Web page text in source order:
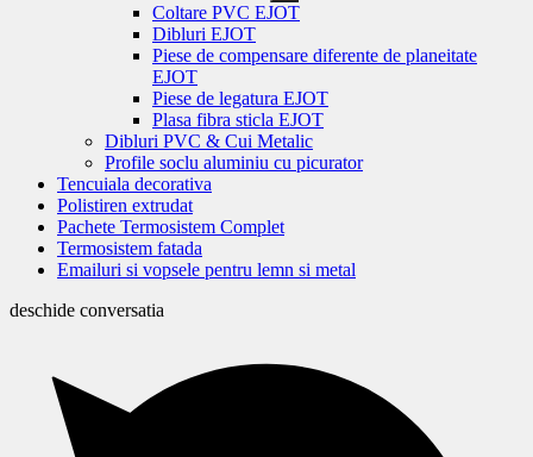
Coltare PVC EJOT
Dibluri EJOT
Piese de compensare diferente de planeitate
EJOT
Piese de legatura EJOT
Plasa fibra sticla EJOT
Dibluri PVC & Cui Metalic
Profile soclu aluminiu cu picurator
Tencuiala decorativa
Polistiren extrudat
Pachete Termosistem Complet
Termosistem fatada
Emailuri si vopsele pentru lemn si metal
deschide conversatia